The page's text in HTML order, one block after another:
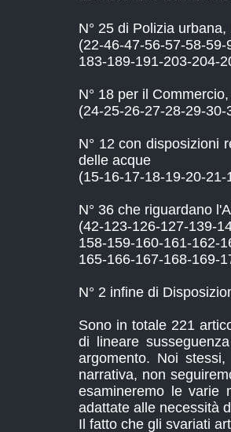
N° 25 di Polizia
(22-46-47-56-57-58-
183-189-191-203-204-
N° 18 per il
(24-25-26-27-28-29-
N° 12 con disposizioni
delle acque
(15-16-17-18-19-20-
N° 36 che riguardano
(42-123-126-127-139-
158-159-160-161-162-
165-166-167-168-169-
N° 2 infine di
Sono in totale 221
di lineare
argomento. Noi
narrativa, non
esamineremo le varie
adattate alle necessità
Il fatto che gli svariati